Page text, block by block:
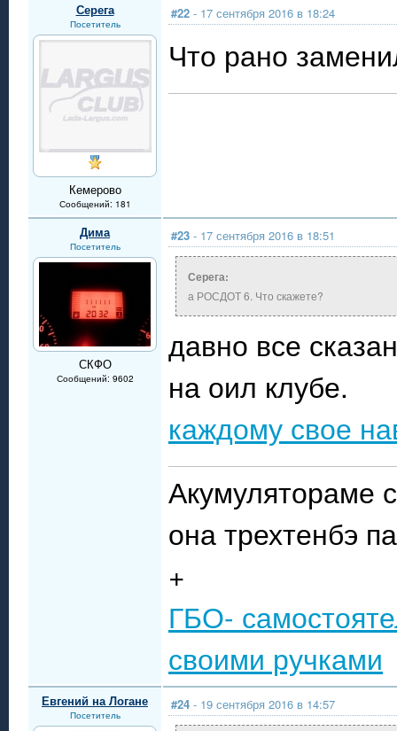
Серега
Посетитель
Кемерово
Сообщений: 181
#22 - 17 сентября 2016 в 18:24
Что рано
Дима
Посетитель
СКФО
Сообщений: 9602
#23 - 17 сентября 2016 в 18:51
Серега:
а РОСДОТ 6. Что скажете?
давно все
на оил клубе.
каждому свое
Акумулятораме
она трехтенбэ
+
ГБО-
своими ручками
Евгений на Логане
Посетитель
#24 - 19 сентября 2016 в 14:57